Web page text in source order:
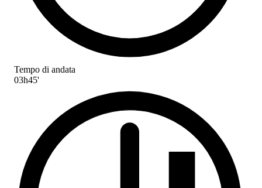
Tempo di andata
03h45'